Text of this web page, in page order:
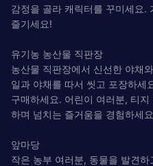
감정을 골라 캐릭터를 꾸미세요.
즐기세요!
유기농 농산물 직판장
농산물 직판장에서 신선한 야채
일과 야채를 따서 씻고 포장하세
구매하세요. 어린이 여러분, 티
하며 넘치는 즐거움을 경험하세
앞마당
작은 농부 여러분, 동물을 발견